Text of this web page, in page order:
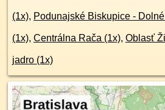
(1x), Podunajské Biskupice -
(1x), Centrálna Rača (1x), Oblasť
jadro (1x)